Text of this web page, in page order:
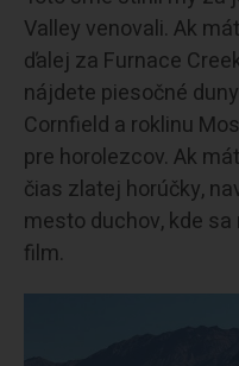
Valley venovali. Ak
ďalej za Furnace
nájdete piesočné
Cornfield a roklinu
pre horolezcov. Ak
čias zlatej horúčky,
mesto duchov, kde
film.